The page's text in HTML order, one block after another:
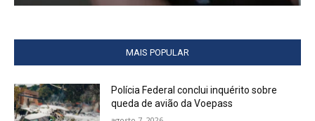
MAIS POPULAR
Polícia Federal conclui inquérito sobre
queda de avião da Voepass